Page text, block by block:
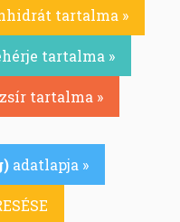
tartalma »
tartalma »
tartalma »
adatlapja »